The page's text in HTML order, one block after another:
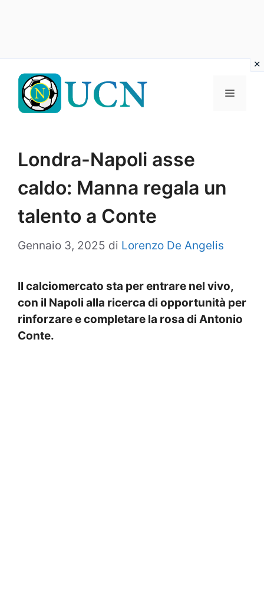
contenuto
Menu
Londra-Napoli asse
caldo: Manna regala un
talento a Conte
Gennaio 3, 2025 di Lorenzo De Angelis
Il calciomercato sta per entrare nel vivo,
con il Napoli alla ricerca di opportunità per
rinforzare e completare la rosa di Antonio
Conte.